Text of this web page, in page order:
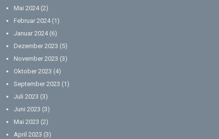
Mai 2024(2)
Februar 2024(1)
Januar 2024(6)
Dezember 2023 (5)
November 2023 (3)
Oktober 2023 (4)
September 2023 (1)
Juli 2023 (3)
Juni 2023 (3)
Mai 2023 (2)
April 2023 (3)